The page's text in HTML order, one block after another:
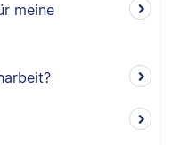
meine